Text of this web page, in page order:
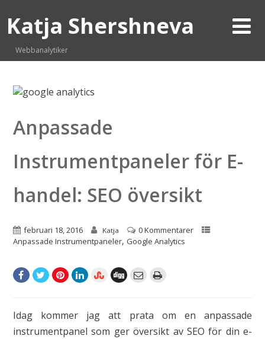
Katja Shershneva
Webbanalytiker
Anpassade
Instrumentpaneler för E-
handel: SEO översikt
februari 18, 2016 Katja
0 Kommentarer
Anpassade Instrumentpaneler, Google Analytics
Idag kommer jag att prata om en anpassade
instrumentpanel som ger översikt av SEO för din e-